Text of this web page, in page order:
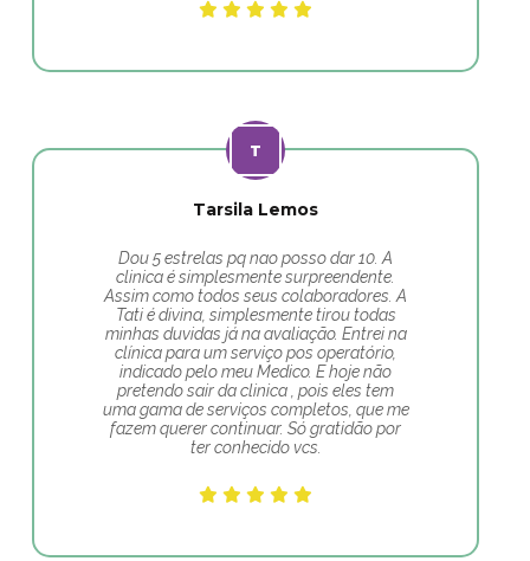
Tarsila Lemos
Dou 5 estrelas pq nao posso dar 10. A
clinica é simplesmente surpreendente.
Assim como todos seus colaboradores. A
Tati é divina, simplesmente tirou todas
minhas duvidas já na avaliação. Entrei na
clínica para um serviço pos operatório,
indicado pelo meu Medico. E hoje não
pretendo sair da clinica , pois eles tem
uma gama de serviços completos, que me
fazem querer continuar. Só gratidão por
ter conhecido vcs.